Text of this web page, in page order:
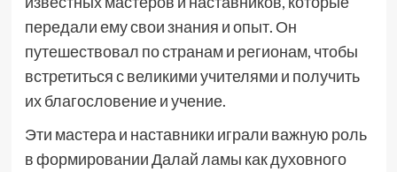
передали ему свои знания и опыт. Он
путешествовал по странам и регионам, чтобы
встретиться с великими учителями и получить
их благословение и учение.
Эти мастера и наставники играли важную роль
в формировании Далай ламы как духовного